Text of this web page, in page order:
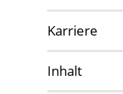
Karriere
Inhalt